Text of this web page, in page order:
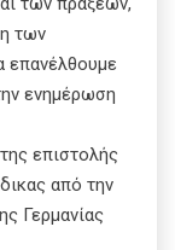
των
επανέλθουμε
ενημέρωση
επιστολής
από την
Γερμανίας